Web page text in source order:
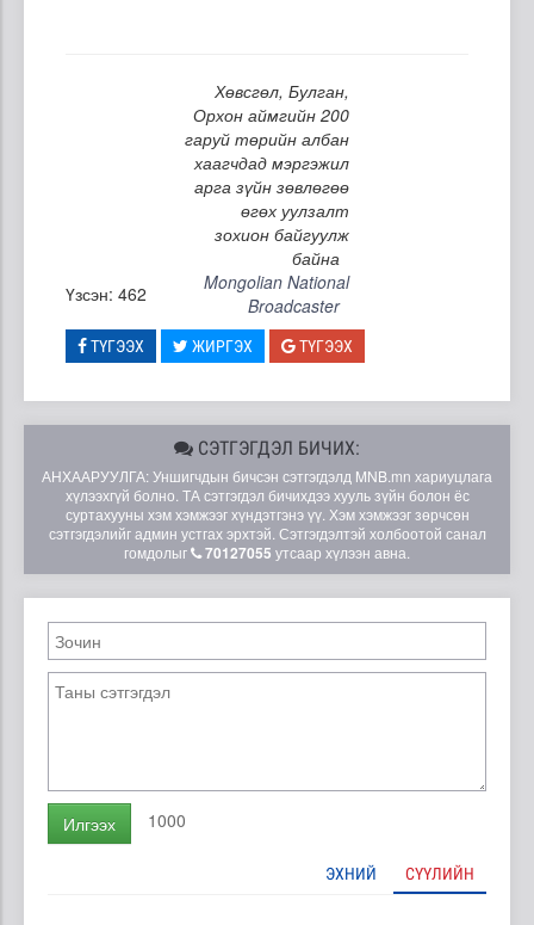
Хөвсгөл, Булган,
Орхон аймгийн 200
гаруй төрийн албан
хаагчдад мэргэжил
арга зүйн зөвлөгөө
өгөх уулзалт
зохион байгуулж
байна
Үзсэн: 462
Mongolian National
Broadcaster
ТҮГЭЭХ ЖИРГЭХ ТҮГЭЭХ
СЭТГЭГДЭЛ БИЧИХ:
АНХААРУУЛГА: Уншигчдын бичсэн сэтгэгдэлд MNB.mn хариуцлага
хүлээхгүй болно. ТА сэтгэгдэл бичихдээ хууль зүйн болон ёс
суртахууны хэм хэмжээг хүндэтгэнэ үү. Хэм хэмжээг зөрчсөн
сэтгэгдэлийг админ устгах эрхтэй. Сэтгэгдэлтэй холбоотой санал
гомдолыг
70127055 утсаар хүлээн авна.
Илгээх 1000
ЭХНИЙ СҮҮЛИЙН